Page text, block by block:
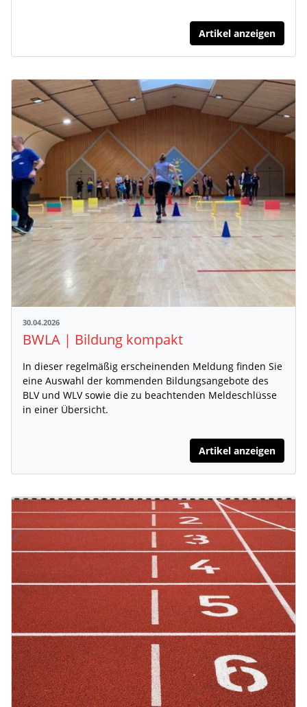
Artikel anzeigen
30.04.2026
BWLA | Bildung kompakt
In dieser regelmäßig erscheinenden Meldung finden Sie
eine Auswahl der kommenden Bildungsangebote des
BLV und WLV sowie die zu beachtenden Meldeschlüsse
in einer Übersicht.
Artikel anzeigen